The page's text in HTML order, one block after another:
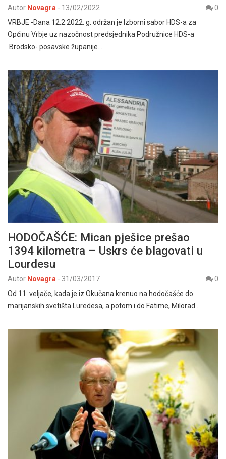
Autor Novagra - 13/02/2022
0
VRBJE -Dana 12.2.2022. g. održan je Izborni sabor HDS-a za
Općinu Vrbje uz nazočnost predsjednika Podružnice HDS-a
Brodsko- posavske županije…
HODOČAŠĆE: Mican pješice prešao
1394 kilometra – Uskrs će blagovati u
Lourdesu
Autor Novagra - 31/03/2017
0
Od 11. veljače, kada je iz Okučana krenuo na hodočašće do
marijanskih svetišta Luredesa, a potom i do Fatime, Milorad…